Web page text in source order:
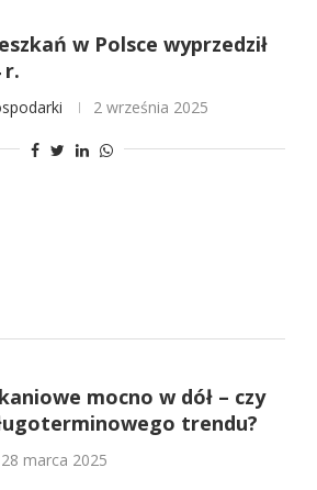
w Polsce wyprzedził
r.
2 września 2025
mocno w dół – czy
trendu?
28 marca 2025